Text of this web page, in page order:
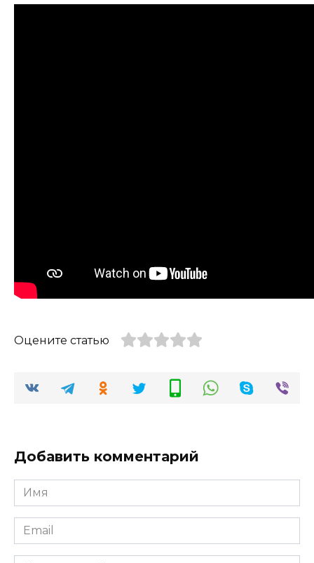
Оцените статью
Добавить комментарий
Имя
*
Email
*